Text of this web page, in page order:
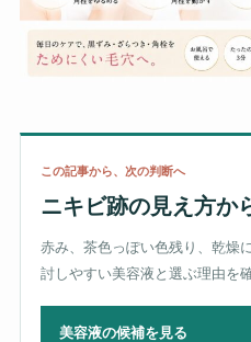
この記事から、次の判断へ
ニキビ跡の見え方か
赤み、茶色っぽい色残り、乾燥
討しやすい美容液と選ぶ理由を
美容液の候補を見る